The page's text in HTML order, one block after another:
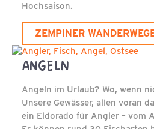
Hochsaison.
ZEMPINER
ANGELN
Angeln im Urlaub? Wo, wenn
Unsere Gewässer, allen voran
ein Eldorado für Angler – vom